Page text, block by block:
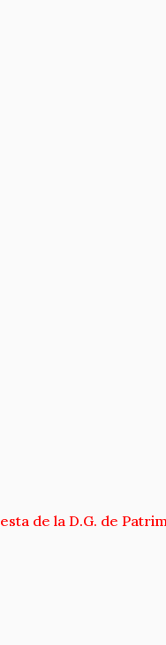
de la D.G. de